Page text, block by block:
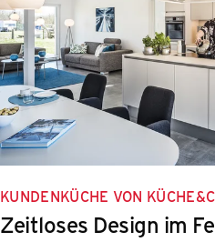
KUNDENKÜCHE VON
Zeitloses Design im